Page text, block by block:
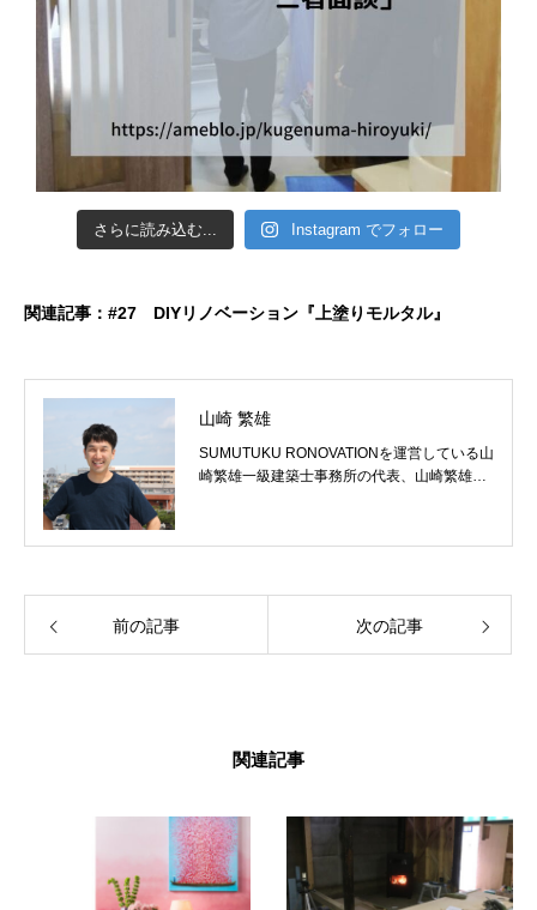
さらに読み込む... Instagram でフォロー
関連記事： #27 DIYリノベーション『上塗りモルタル』
山崎 繁雄
SUMUTUKU RONOVATIONを運営している山
崎繁雄一級建築士事務所の代表、山崎繁雄で
前の記事 次の記事
関連記事